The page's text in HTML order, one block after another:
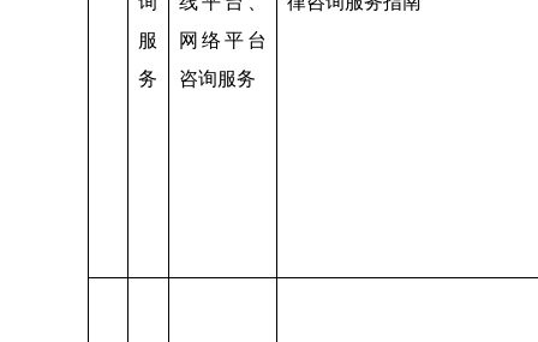
服
务
网络平台
咨询服务